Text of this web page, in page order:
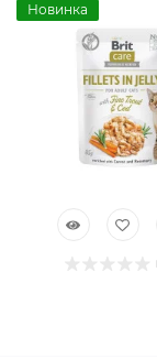
Новинка